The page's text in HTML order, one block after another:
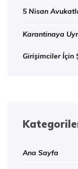
5 Nisan
Karantinaya
Girişimciler İçin
Ana Sayfa